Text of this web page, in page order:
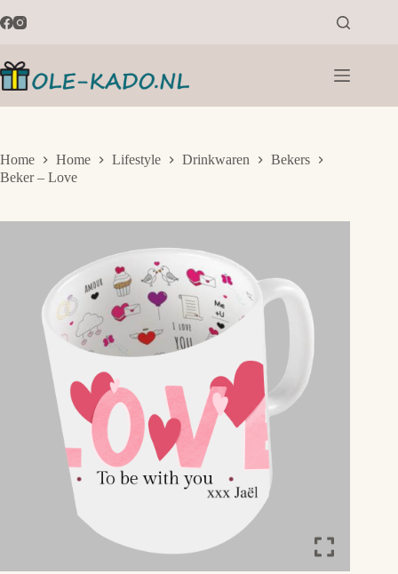
naar
Home Home Lifestyle Drinkwaren
Bekers
Beker – Love